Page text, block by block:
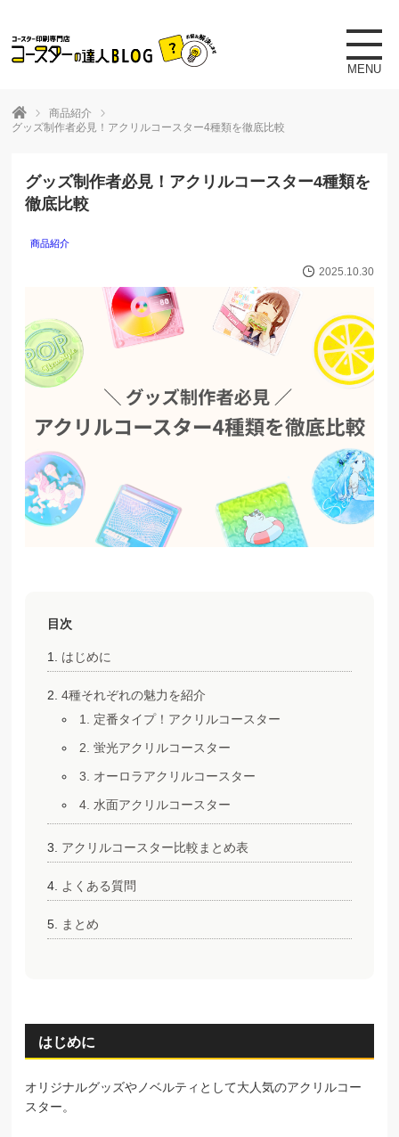
toggle
MENU
商品紹介
グッズ制作者必見！アクリルコースター4種類を徹底比較
グッズ制作者必見！アクリルコースター4種類を
徹底比較
商品紹介
2025.10.30
目次
はじめに
4種それぞれの魅力を紹介
1. 定番タイプ！アクリルコースター
2. 蛍光アクリルコースター
3. オーロラアクリルコースター
4. 水面アクリルコースター
アクリルコースター比較まとめ表
よくある質問
まとめ
はじめに
オリジナルグッズやノベルティとして大人気のアクリルコー
スター。